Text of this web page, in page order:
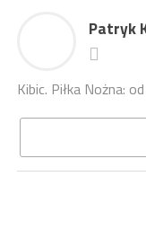
Patryk
Kibic. Piłka Nożna: